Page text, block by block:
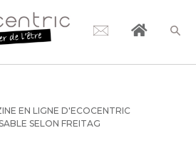
EN LIGNE D'ECOCENTRIC
SELON FREITAG